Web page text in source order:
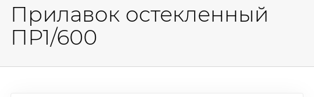
Прилавок остекленный
ПР1/600